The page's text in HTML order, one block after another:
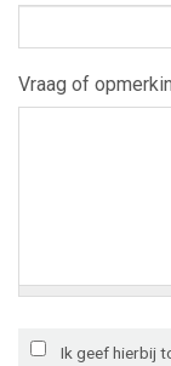
Vraag of
Ik geef hierbij